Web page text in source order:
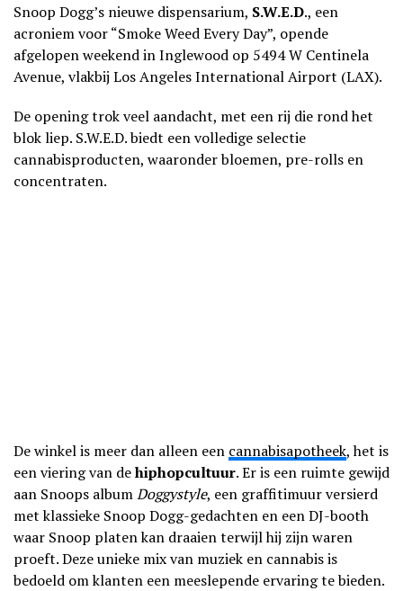
Snoop Dogg’s nieuwe dispensarium, S.W.E.D., een
acroniem voor “Smoke Weed Every Day”, opende
afgelopen weekend in Inglewood op 5494 W Centinela
Avenue, vlakbij Los Angeles International Airport (LAX).
De opening trok veel aandacht, met een rij die rond het
blok liep. S.W.E.D. biedt een volledige selectie
cannabisproducten, waaronder bloemen, pre-rolls en
concentraten.
De winkel is meer dan alleen een cannabisapotheek, het is
een viering van dehiphopcultuur. Er is een ruimte gewijd
aan Snoops albumDoggystyle, een graffitimuur versierd
met klassieke Snoop Dogg-gedachten en een DJ-booth
waar Snoop platen kan draaien terwijl hij zijn waren
proeft. Deze unieke mix van muziek en cannabis is
bedoeld om klanten een meeslepende ervaring te bieden.